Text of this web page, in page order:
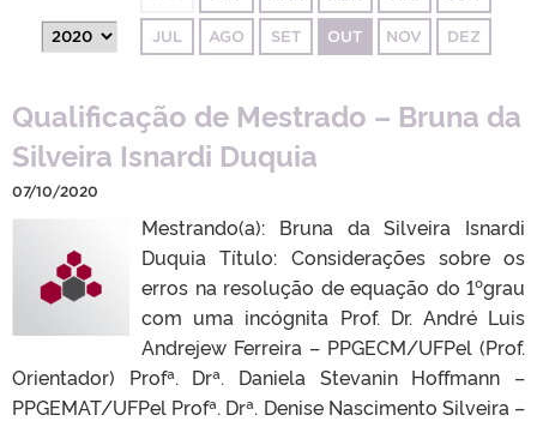
PORTARIAS JUL AGO SET OUT NOV DEZ
Qualificação de Mestrado – Bruna da
Silveira Isnardi Duquia
07/10/2020
Mestrando(a): Bruna da Silveira Isnardi
Duquia Título: Considerações sobre os
erros na resolução de equação do 1ºgrau
com uma incógnita Prof. Dr. André Luis
Andrejew Ferreira – PPGECM/UFPel (Prof.
Orientador) Profª. Drª. Daniela Stevanin Hoffmann –
PPGEMAT/UFPel Profª. Drª. Denise Nascimento Silveira –